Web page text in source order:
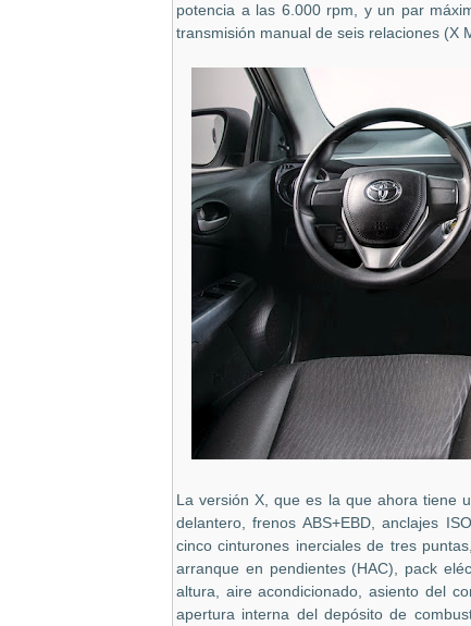
potencia a las 6.000 rpm, y un par
transmisión manual de seis relaciones (X
La versión X, que es la que ahora tiene
delantero, frenos ABS+EBD, anclajes
cinco cinturones inerciales de tres
arranque en pendientes (HAC), pack
altura, aire acondicionado, asiento del
apertura interna del depósito de